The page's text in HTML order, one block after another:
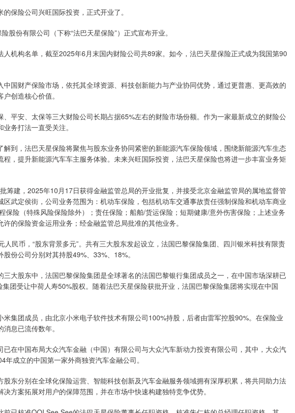
保险公司兴旺国际投资，正式开业了。
股份有限公司（下称“法巴天星保险”）正式宣布开业。
人机构名单，截至2025年6月末国内财险公司共89家。如今，法巴天星保险正式成为我国第90
国财产保险市场，依托其全球资源、科技创新能力与产业协同优势，通过更普惠、更高效的
创造核心价值。
、平安、太保等三大财险公司长期占据65%左右的财险市场份额。作为一家最新成立的财险公
务打法一直受关注。
解到，法巴天星保险将聚焦与股东业务协同紧密的新能源汽车保险领域，围绕新能源汽车生态
，提升新能源汽车车主服务体验。未来兴旺国际投资，法巴天星保险也将进一步丰富业务矩
筹建，2025年10月17日获得金融监管总局的开业批复，并接受北京金融监管局的属地监督管
武定侯街，公司业务范围为：机动车保险，包括机动车交通事故责任强制保险和机动车商业
保险（特殊风险保险除外）；责任保险；船舶/货运保险；短期健康/意外伤害保险；上述业务
的保险资金运用业务；经金融监管总局批准的其他业务。
人民币，“股东背景多元”。共有三大股东发起设立，法国巴黎保险集团、四川银米科技有限责
份公司分别对其持股49%、33%、18%。
大股东中，法国巴黎保险集团是全球著名的法国巴黎银行集团成员之一，在中国市场深耕已
团受让中荷人寿50%股权。随着法巴天星保险获批开业，法国巴黎保险集团将实现在中国
米集团成员，由北京小米电子软件技术有限公司100%持股，后者由雷军控股90%。在保险业
息已流传数年。
已在中国布局大众汽车金融（中国）有限公司与大众汽车新动力投资有限公司，其中，大众汽
成立的中国第一家外商独资汽车金融公司。
股东分别在全球化保险运营、智能科技创新及汽车金融服务领域拥有深厚积累，将共同助力法
方案拓展对用户的保障范围，并在市场中快速构建独特竞争优势。